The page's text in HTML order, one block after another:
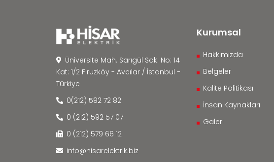
Üniversite Mah. Sarıgül Sok. No: 14
Kat: 1/2 Firuzköy - Avcılar / İstanbul -
Türkiye
0(212) 592 72 82
0 (212) 592 57 07
0 (212) 579 66 12
info@hisarelektrik.biz
Kurumsal
Hakkımızda
Belgeler
Kalite Politikası
İnsan Kaynakları
Galeri